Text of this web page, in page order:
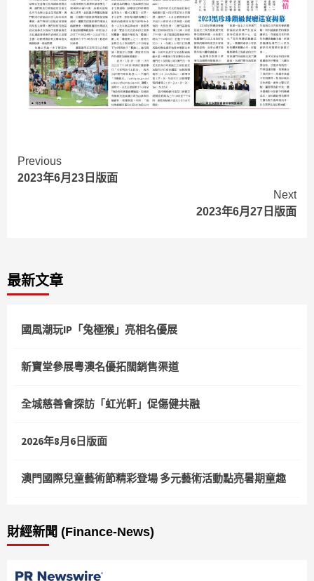
Continue
Reading
Previous
2023年6月23日版面
Next
2023年6月27日版面
最新文章
國風潮玩IP「兔極猴」亮相名優展
新寶堂參展粵澳名優拓闊銷售渠道
全城慈善會探訪「虹光軒」促傷健共融
2026年8月6日版面
澳門國際兒童藝術節精彩登場 多元藝術活動點亮暑期童趣
財經新聞 (Finance-News)